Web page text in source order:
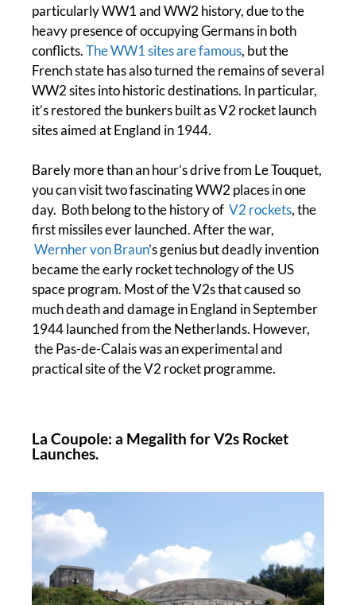
particularly WW1 and WW2 history, due to the
heavy presence of occupying Germans in both
conflicts.The WW1 sites are famous, but the
French state has also turned the remains of several
WW2 sites into historic destinations. In particular,
it’s restored the bunkers built as V2 rocket launch
sites aimed at England in 1944.
Barely more than an hour’s drive from Le Touquet,
you can visit two fascinating WW2 places in one
day. Both belong to the history of V2 rockets, the
first missiles ever launched. After the war,
Wernher von Braun’s genius but deadly invention
became the early rocket technology of the US
space program. Most of the V2s that caused so
much death and damage in England in September
1944 launched from the Netherlands. However,
the Pas-de-Calais was an experimental and
practical site of the V2 rocket programme.
La Coupole: a Megalith for V2s Rocket
Launches.